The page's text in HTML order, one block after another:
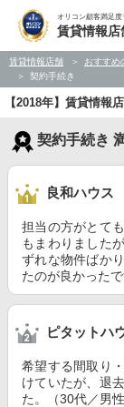
オリコン顧客満足度
賃貸情報店
賃貸情報店舗 おすすめ
契約手続き
【2018年】賃貸情報
契約手続き
良和ハウス
担当の方がとて
もまわりました
ずれな物件ばか
たのが良かった
ピタットハ
希望する間取り
けていたが、退
た。（30代／男性